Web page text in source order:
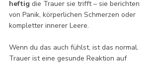
heftig die Trauer sie trifft – sie berichten
von Panik, körperlichen Schmerzen oder
kompletter innerer Leere.
Wenn du das auch fühlst, ist das normal.
Trauer ist eine gesunde Reaktion auf